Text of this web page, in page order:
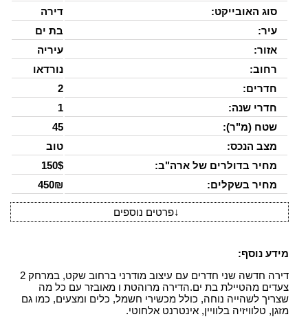
סוג האובייקט:
דירה
עיר:
בת ים
אזור:
עיריה
רחוב:
נורדאו
חדרים:
2
חדרי שנה:
1
שטח (מ"ר):
45
מצב הנכס:
טוב
מחיר בדולרים של ארה"ב:
150$
מחיר בשקלים:
450₪
↓פרטים נוספים
מידע נוסף:
דירה חדשה שני חדרים עם עיצוב מודרני ברחוב שקט, במרחק 2
צעדים מהטיילת בת ים.הדירה מרוהטת ו מאובזר עם כל מה
שצריך לשהייה נוחה, כולל מכשירי חשמל, כלים ומצעים, כמו גם
מזגן, טלוויזיה בלוויין, אינטרנט אלחוטי.